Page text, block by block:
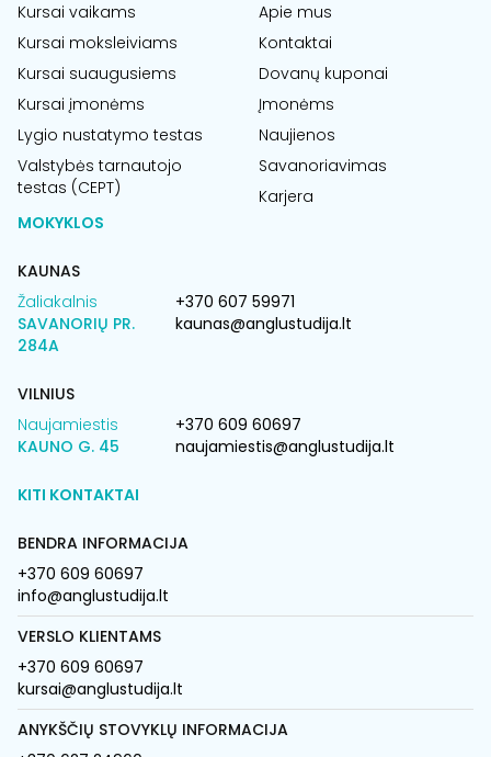
Kursai vaikams
Kursai moksleiviams
Kursai suaugusiems
Kursai įmonėms
Lygio nustatymo testas
Valstybės tarnautojo
testas (CEPT)
Apie mus
Kontaktai
Dovanų kuponai
Įmonėms
Naujienos
Savanoriavimas
Karjera
MOKYKLOS
KAUNAS
Žaliakalnis
SAVANORIŲ PR.
284A
+370 607 59971
kaunas@anglustudija.lt
VILNIUS
Naujamiestis
KAUNO G. 45
+370 609 60697
naujamiestis@anglustudija.lt
KITI KONTAKTAI
BENDRA INFORMACIJA
+370 609 60697
info@anglustudija.lt
VERSLO KLIENTAMS
+370 609 60697
kursai@anglustudija.lt
ANYKŠČIŲ STOVYKLŲ INFORMACIJA